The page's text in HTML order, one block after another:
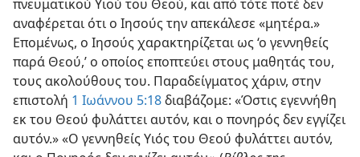
πνευματικού Υιού του Θεού, και από τότε ποτέ δεν
αναφέρεται ότι ο Ιησούς την απεκάλεσε «μητέρα.»
Επομένως, ο Ιησούς χαρακτηρίζεται ως ‘ο γεννηθείς
παρά Θεού,’ ο οποίος εποπτεύει στους μαθητάς του,
τους ακολούθους του. Παραδείγματος χάριν, στην
επιστολή 1 Ιωάννου 5:18διαβάζομε: «Όστις εγεννήθη
εκ του Θεού φυλάττει αυτόν, και ο πονηρός δεν εγγίζει
αυτόν.» «Ο γεννηθείς Υιός του Θεού φυλάττει αυτόν,